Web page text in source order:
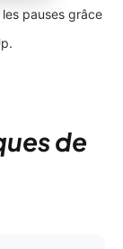
pauses grâce
de